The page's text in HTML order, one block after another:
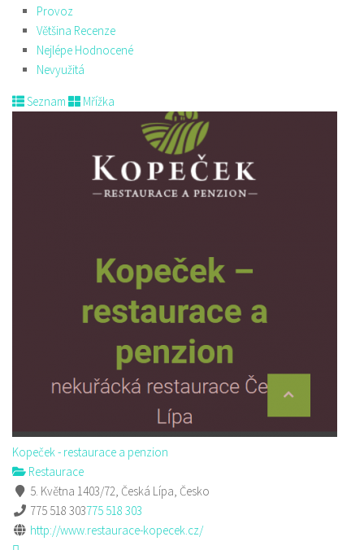
Provoz
Většina Recenze
Nejlépe Hodnocené
Nevyužitá
Seznam Mřížka
Kopeček - restaurace a penzion
Restaurace
5. Května 1403/72, Česká Lípa, Česko
775 518 303775 518 303
http://www.restaurace-kopecek.cz/